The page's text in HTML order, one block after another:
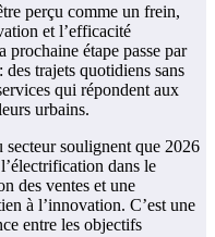
perçu comme un frein,
et l’efficacité
étape passe par
trajets quotidiens sans
qui répondent aux
urbains.
soulignent que 2026
dans le
des ventes et une
à l’innovation. C’est une
entre les objectifs